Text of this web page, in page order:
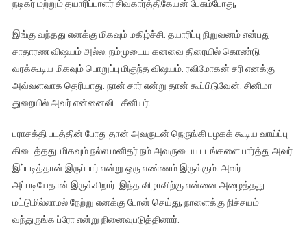
நடிகர் மற்றும் தயாரிப்பாளர் சிவகார்த்திகேயன் பேசும்போது,
இங்கு வந்தது எனக்கு மிகவும் மகிழ்ச்சி. தயாரிப்பு நிறுவனம் என்பது
சாதாரண விஷயம் அல்ல. நம்முடைய கனவை திரையில் கொண்டு
வரக்கூடிய மிகவும் பொறுப்பு மிகுந்த விஷயம். ரவிமோகன் சரி எனக்கு
அவ்வளவாக தெரியாது. நான் சார் என்று தான் கூப்பிடுவேன். சினிமா
துறையில் அவர் என்னைவிட சீனியர்.
பராசக்தி படத்தின் போது தான் அவருடன் நெருங்கி பழகக் கூடிய வாய்ப்பு
கிடைத்தது. மிகவும் நல்ல மனிதர் நம் அவருடைய படங்களை பார்த்து அவர்
இப்படித்தான் இருப்பார் என்று ஒரு எண்ணம் இருக்கும். அவர்
அப்படியேதான் இருக்கிறார். இந்த விழாவிற்கு என்னை அழைத்தது
மட்டுமில்லாமல் நேற்று எனக்கு போன் செய்து, நாளைக்கு நிச்சயம்
வந்துருங்க ப்ரோ என்று நினைவுபடுத்தினார்.